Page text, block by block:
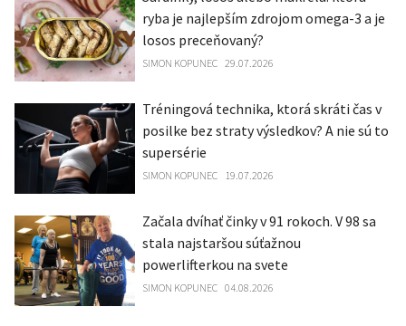
ryba je najlepším zdrojom omega-3 a je
losos preceňovaný?
SIMON KOPUNEC 29.07.2026
Tréningová technika, ktorá skráti čas v
posilke bez straty výsledkov? A nie sú to
supersérie
SIMON KOPUNEC 19.07.2026
Začala dvíhať činky v 91 rokoch. V 98 sa
stala najstaršou súťažnou
powerlifterkou na svete
SIMON KOPUNEC 04.08.2026